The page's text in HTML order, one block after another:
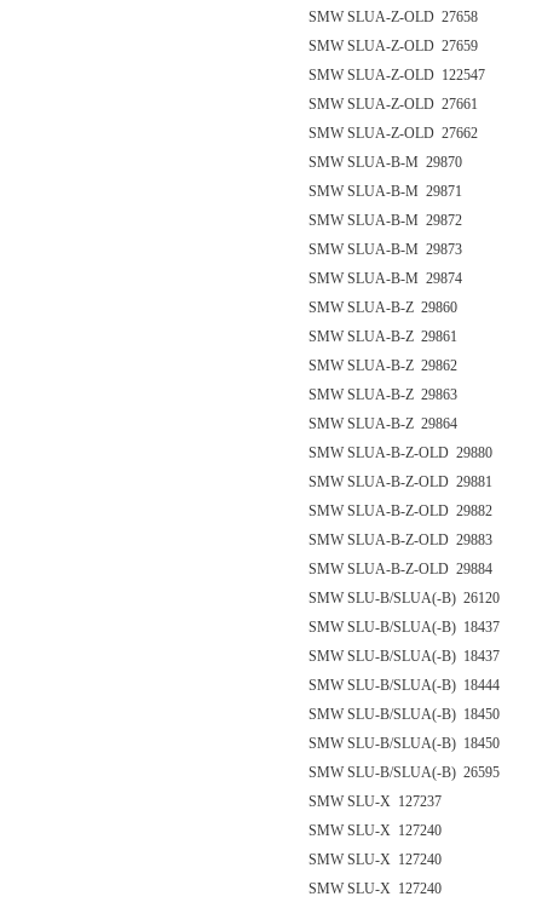
SMW SLUA-Z-OLD 27658
SMW SLUA-Z-OLD 27659
SMW SLUA-Z-OLD 122547
SMW SLUA-Z-OLD 27661
SMW SLUA-Z-OLD 27662
SMW SLUA-B-M 29870
SMW SLUA-B-M 29871
SMW SLUA-B-M 29872
SMW SLUA-B-M 29873
SMW SLUA-B-M 29874
SMW SLUA-B-Z 29860
SMW SLUA-B-Z 29861
SMW SLUA-B-Z 29862
SMW SLUA-B-Z 29863
SMW SLUA-B-Z 29864
SMW SLUA-B-Z-OLD 29880
SMW SLUA-B-Z-OLD 29881
SMW SLUA-B-Z-OLD 29882
SMW SLUA-B-Z-OLD 29883
SMW SLUA-B-Z-OLD 29884
SMW SLU-B/SLUA(-B) 26120
SMW SLU-B/SLUA(-B) 18437
SMW SLU-B/SLUA(-B) 18437
SMW SLU-B/SLUA(-B) 18444
SMW SLU-B/SLUA(-B) 18450
SMW SLU-B/SLUA(-B) 18450
SMW SLU-B/SLUA(-B) 26595
SMW SLU-X 127237
SMW SLU-X 127240
SMW SLU-X 127240
SMW SLU-X 127240